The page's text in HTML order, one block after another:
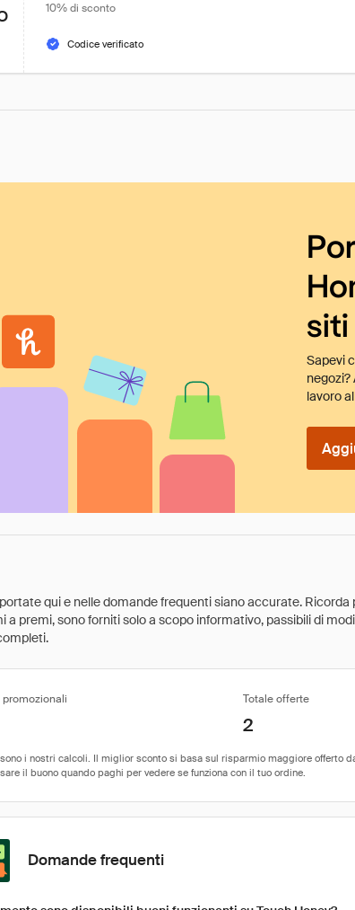
10% di sconto
Codice verificato
siti
Sapevi
lavoro
qui e nelle domande frequenti siano accurate.
a premi, sono forniti solo a scopo informativo, passibili di
Totale offerte
2
Domande frequenti